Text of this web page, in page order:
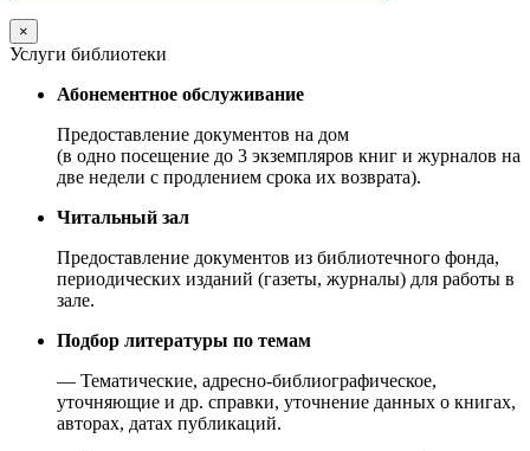
×
Услуги библиотеки
Абонементное обслуживание
Предоставление документов на дом
(в одно посещение до 3 экземпляров книг и журналов на
две недели с продлением срока их возврата).
Читальный зал
Предоставление документов из библиотечного фонда,
периодических изданий (газеты, журналы) для работы в
зале.
Подбор литературы по темам
— Тематические, адресно-библиографическое,
уточняющие и др. справки, уточнение данных о книгах,
авторах, датах публикаций.